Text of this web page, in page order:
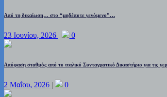
Από τη δικαίωση… στο “μηδέποτε γενόμενο”…
23 Ιουνίου, 2026 | 0
Απόφαση σταθμός από το ιταλικό Συνταγματικό Δικαστήριο για τις
2 Μαΐου, 2026 | 0